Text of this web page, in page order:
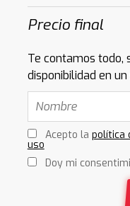
Precio final
Te contamos todo,
disponibilidad en
Acepto la política
uso
Doy mi